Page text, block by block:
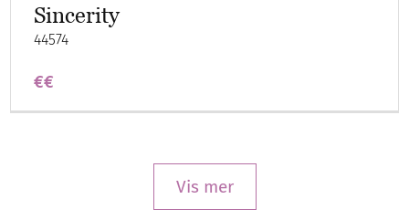
Sincerity
44574
€€
Vis mer